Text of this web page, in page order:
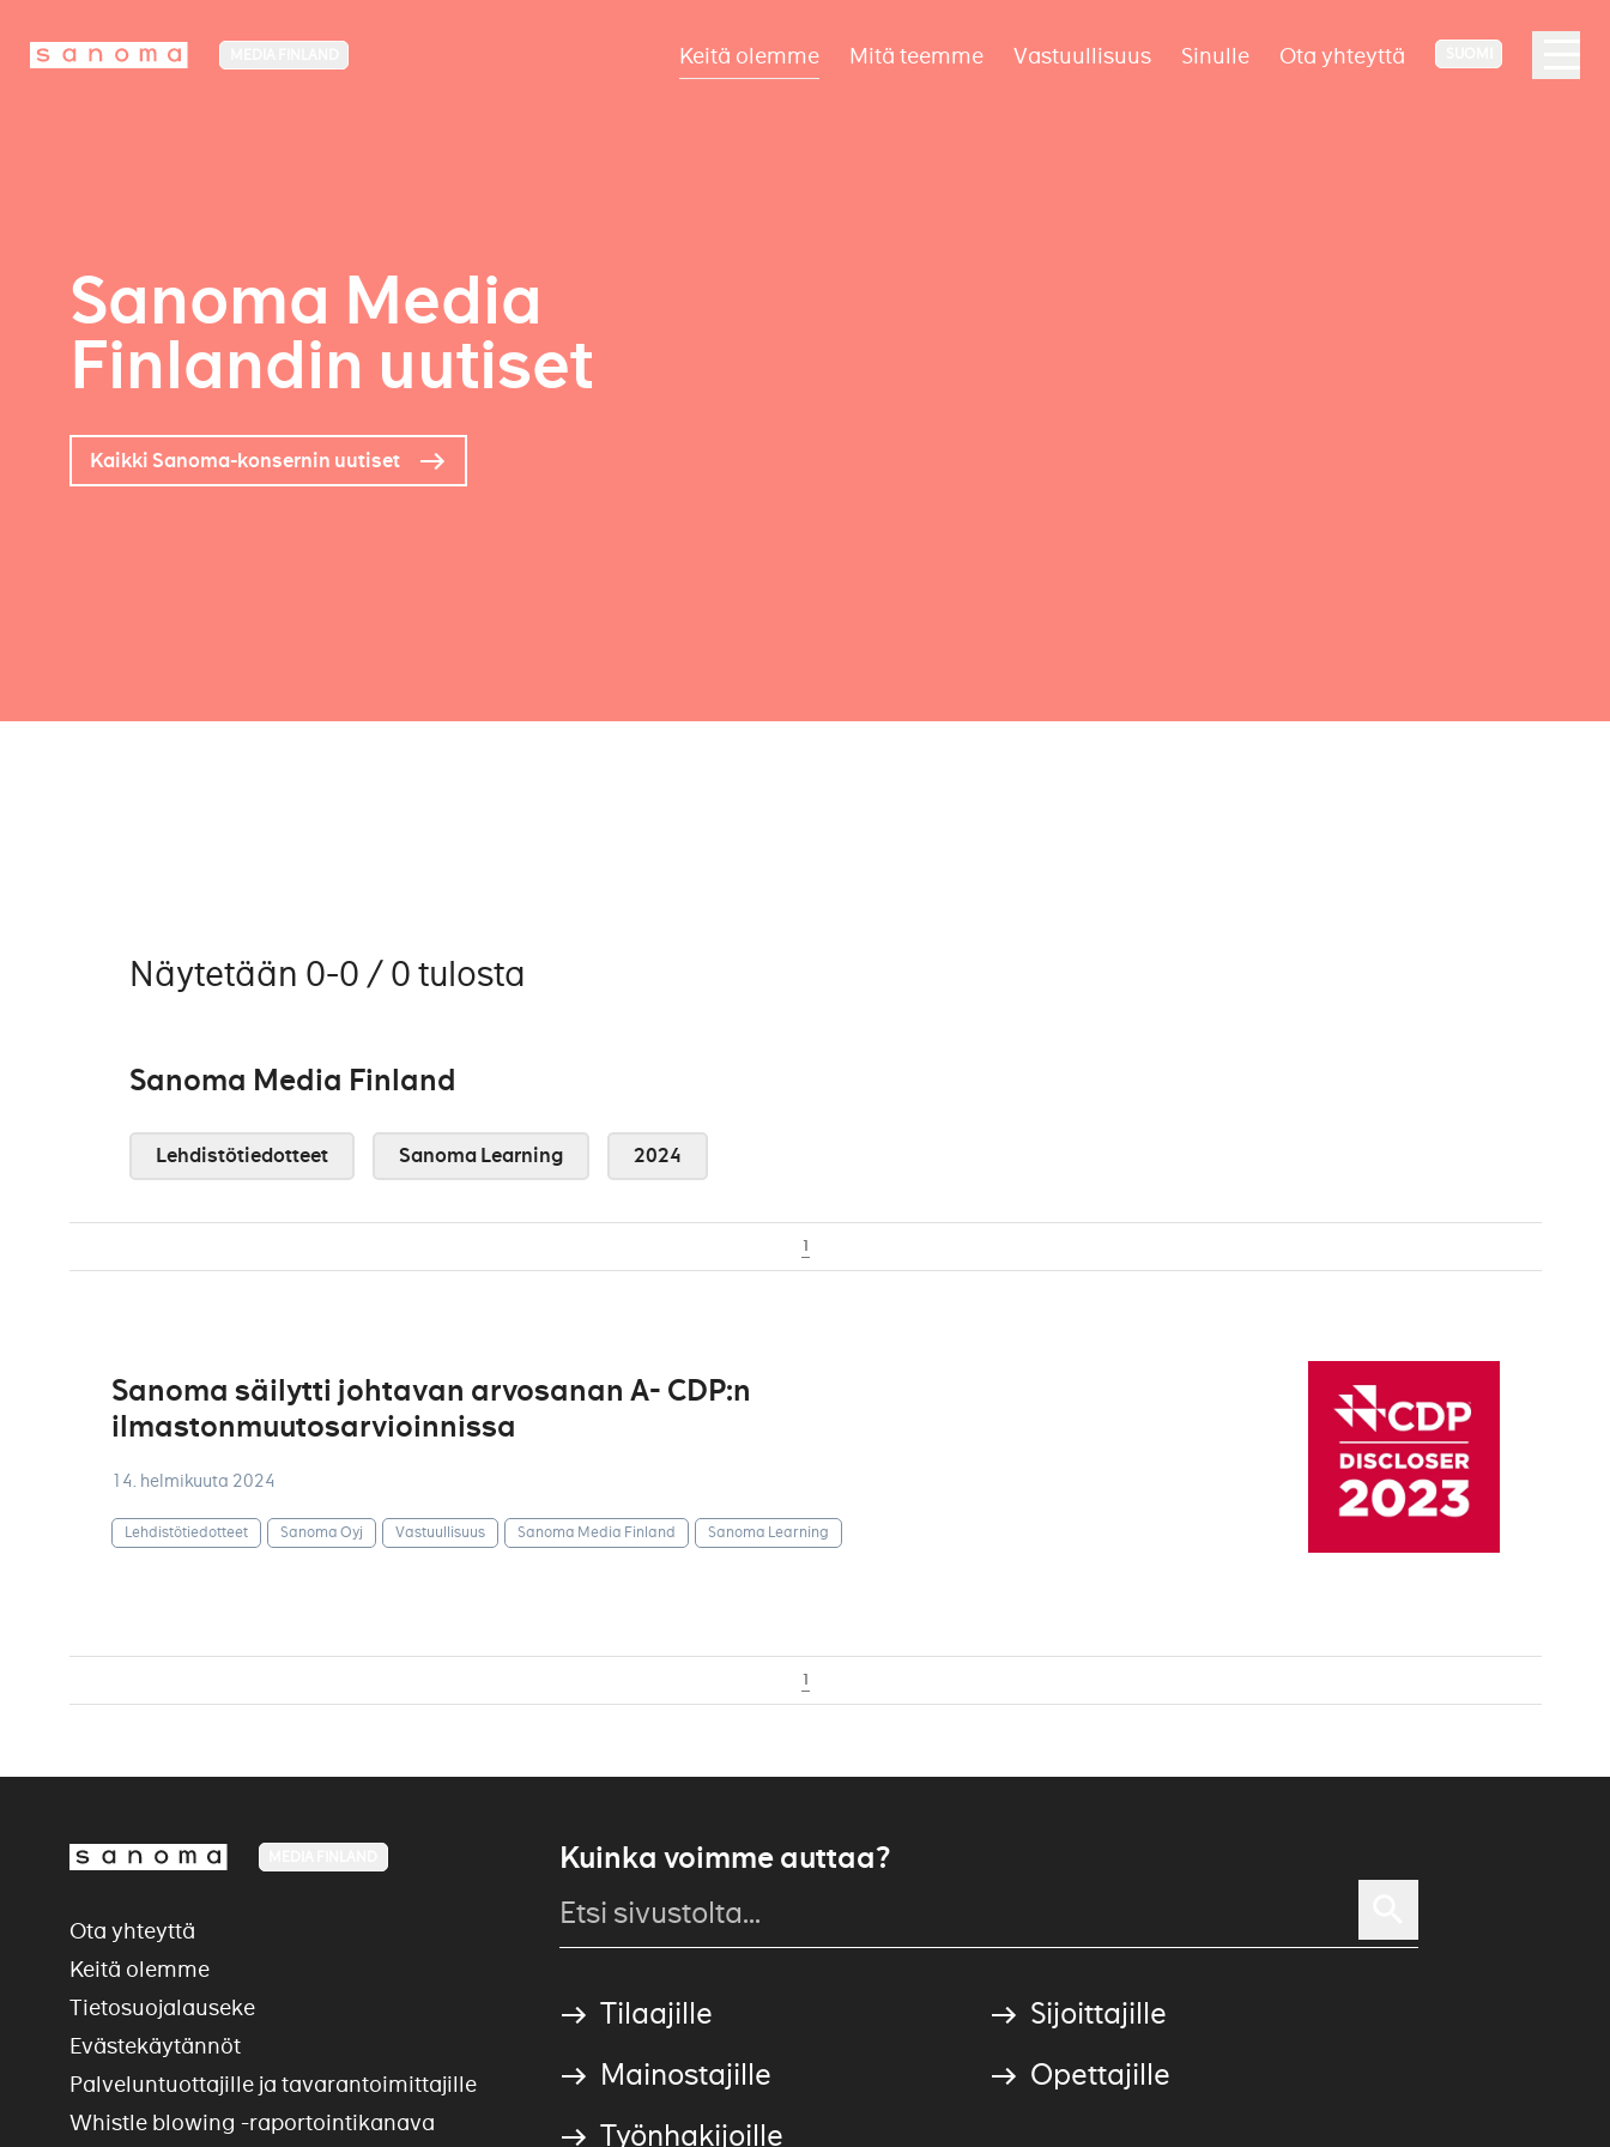
Keitä olemme Mitä teemme Vastuullisuus Sinulle Ota yhteyttä
Sanoma Media
Finlandin uutiset
Kaikki Sanoma-konsernin uutiset
Näytetään 0-0 / 0 tulosta
Sanoma Media Finland
Lehdistötiedotteet Sanoma Learning 2024
1
Sanoma säilytti johtavan arvosanan A- CDP:n
ilmastonmuutosarvioinnissa
14. helmikuuta 2024
Lehdistötiedotteet Sanoma Oyj Vastuullisuus Sanoma Media Finland Sanoma Learning
1
Kuinka voimme auttaa?
Tilaajille
Sijoittajille
Mainostajille
Opettajille
Työnhakijoille
Ota yhteyttä
Keitä olemme
Tietosuojalauseke
Evästekäytännöt
Palveluntuottajille ja tavarantoimittajille
Whistle blowing -raportointikanava